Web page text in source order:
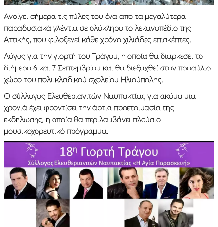
Ανοίγει σήμερα τις πύλες του ένα απο τα μεγαλύτερα
παραδοσιακά γλέντια σε ολόκληρο το λεκανοπέδιο της
Αττικής, που φιλοξενεί κάθε χρόνο χιλιάδες επισκέπτες.
Λόγος για την γιορτή του Τράγου, η οποία θα διαρκέσει το
διήμερο 6 και 7 Σεπτεμβρίου και θα διεξαχθεί στον προαύλιο
χώρο του πολυκλαδικού σχολείου Ηλιούπολης.
Ο σύλλογος Ελευθεριανιτών Ναυπακτίας για ακόμα μια
χρονιά έχει φροντίσει την άρτια προετοιμασία της
εκδήλωσης, η οποία θα περιλαμβάνει πλούσιο
μουσικοχορευτικό πρόγραμμα.